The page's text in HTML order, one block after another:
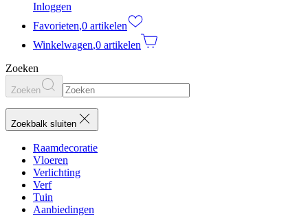
Inloggen
Favorieten,0 artikelen
Winkelwagen,0 artikelen
Zoeken
Zoeken
Zoekbalk sluiten
Raamdecoratie
Vloeren
Verlichting
Verf
Tuin
Aanbiedingen